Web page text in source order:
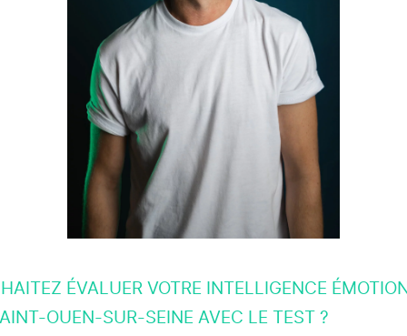
ÉVALUER VOTRE INTELLIGENCE
OUEN-SUR-SEINE AVEC LE TEST ?